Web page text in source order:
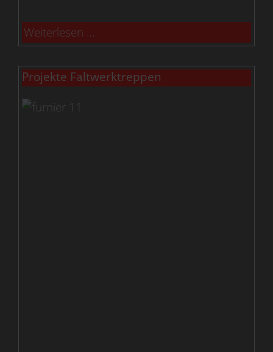
Weiterlesen …
Projekte Faltwerktreppen